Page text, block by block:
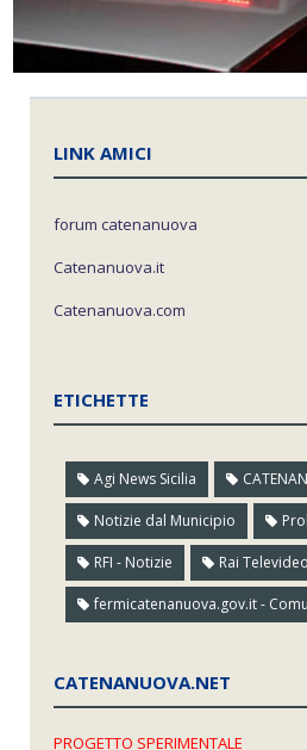
LINK AMICI
forum catenanuova
Catenanuova.it
Catenanuova.com
ETICHETTE
Agi News Sicilia
Notizie dal Municipio
RFI - Notizie Rai Televideo
fermicatenanuova.gov.it -
CATENANUOVA.NET
PROGETTO SPERIMENTALE